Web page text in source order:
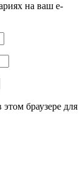
на ваш e-
браузере для